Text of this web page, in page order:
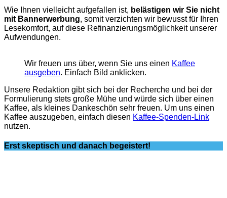
Wie Ihnen vielleicht aufgefallen ist, belästigen wir Sie nicht
mit Bannerwerbung, somit verzichten wir bewusst für Ihren
Lesekomfort, auf diese Refinanzierungsmöglichkeit unserer
Aufwendungen.
Wir freuen uns über, wenn Sie uns einen Kaffee
ausgeben. Einfach Bild anklicken.
Unsere Redaktion gibt sich bei der Recherche und bei der
Formulierung stets große Mühe und würde sich über einen
Kaffee, als kleines Dankeschön sehr freuen. Um uns einen
Kaffee auszugeben, einfach diesen Kaffee-Spenden-Link
nutzen.
Erst skeptisch und danach begeistert!